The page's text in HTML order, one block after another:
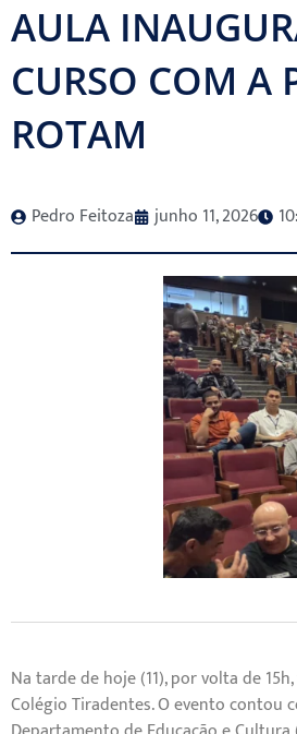
AULA
CURSO COM A
ROTAM
Pedro Feitoza junho 11, 2026
Na tarde de hoje (11), por volta de
Colégio Tiradentes. O evento contou